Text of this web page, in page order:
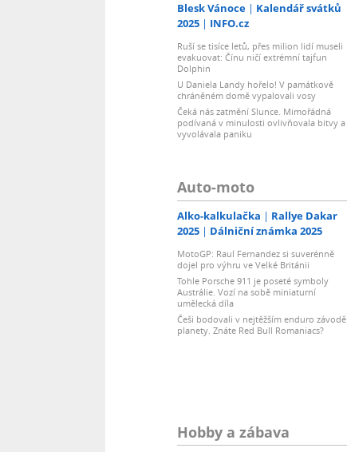
Blesk Vánoce
Kalendář svátků
2025
INFO.cz
Ruší se tisíce letů, přes milion lidí museli
evakuovat: Čínu ničí extrémní tajfun
Dolphin
U Daniela Landy hořelo! V památkově
chráněném domě vypalovali vosy
Čeká nás zatmění Slunce. Mimořádná
podívaná v minulosti ovlivňovala bitvy a
vyvolávala paniku
Auto-moto
Alko-kalkulačka
Rallye Dakar
2025
Dálniční známka 2025
MotoGP: Raul Fernandez si suverénně
dojel pro výhru ve Velké Británii
Tohle Porsche 911 je poseté symboly
Austrálie. Vozí na sobě miniaturní
umělecká díla
Češi bodovali v nejtěžším enduro závodě
planety. Znáte Red Bull Romaniacs?
Hobby a zábava